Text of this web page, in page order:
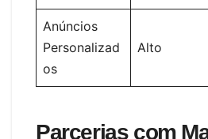
Anúncios
Personalizad
os
Alto
Parcerias com